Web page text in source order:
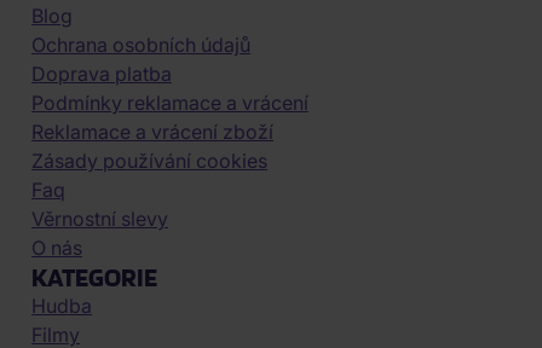
Blog
Ochrana osobních údajů
Doprava platba
Podmínky reklamace a vrácení
Reklamace a vrácení zboží
Zásady používání cookies
Faq
Věrnostní slevy
O nás
KATEGORIE
Hudba
Filmy